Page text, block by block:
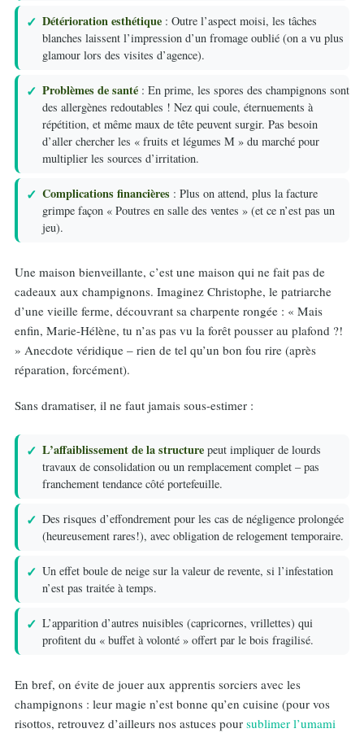
Détérioration esthétique : Outre l’aspect moisi, les tâches
blanches laissent l’impression d’un fromage oublié (on a vu plus
glamour lors des visites d’agence).
Problèmes de santé : En prime, les spores des champignons sont
des allergènes redoutables ! Nez qui coule, éternuements à
répétition, et même maux de tête peuvent surgir. Pas besoin
d’aller chercher les « fruits et légumes M » du marché pour
multiplier les sources d’irritation.
Complications financières : Plus on attend, plus la facture
grimpe façon « Poutres en salle des ventes » (et ce n’est pas un
jeu).
Une maison bienveillante, c’est une maison qui ne fait pas de
cadeaux aux champignons. Imaginez Christophe, le patriarche
d’une vieille ferme, découvrant sa charpente rongée : « Mais
enfin, Marie-Hélène, tu n’as pas vu la forêt pousser au plafond ?!
» Anecdote véridique – rien de tel qu’un bon fou rire (après
réparation, forcément).
Sans dramatiser, il ne faut jamais sous-estimer :
L’affaiblissement de la structure peut impliquer de lourds
travaux de consolidation ou un remplacement complet – pas
franchement tendance côté portefeuille.
Des risques d’effondrement pour les cas de négligence prolongée
(heureusement rares!), avec obligation de relogement temporaire.
Un effet boule de neige sur la valeur de revente, si l’infestation
n’est pas traitée à temps.
L’apparition d’autres nuisibles (capricornes, vrillettes) qui
profitent du « buffet à volonté » offert par le bois fragilisé.
En bref, on évite de jouer aux apprentis sorciers avec les
champignons : leur magie n’est bonne qu’en cuisine (pour vos
risottos, retrouvez d’ailleurs nos astuces pour sublimer l’umami